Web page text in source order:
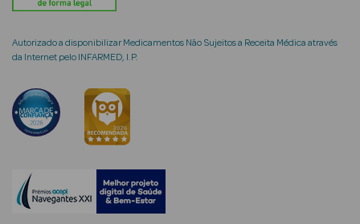
Ver Tudo
Rosto
Séruns Faciais
Anti-
envelhecimento
Autorizado a disponibilizar Medicamentos Não Sujeitos a Receita Médica através
da Internet pelo INFARMED, I.P.